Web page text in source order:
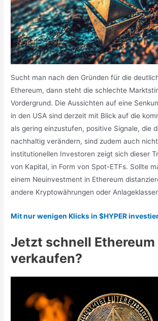
Sucht man nach den Gründen für die
Ethereum, dann steht die schlechte
Vordergrund. Die Aussichten auf eine
in den USA sind derzeit mit Blick auf die
als gering einzustufen, positive Signale, die
nachhaltig verändern, sind zudem auch
institutionellen Investoren zeigt sich dieser
von Kapital, in Form von Spot-ETFs. Sollte
einem Neuinvestment in Ethereum
andere Kryptowährungen oder
Mit nur wenigen Klicks in $HYPER
Jetzt schnell Ethereum
verkaufen?